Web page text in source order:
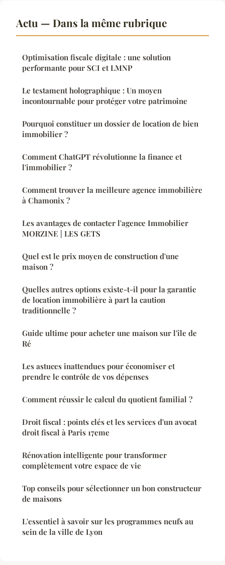
Actu — Dans la même rubrique
Optimisation fiscale digitale : une solution
performante pour SCI et LMNP
Le testament holographique : Un moyen
incontournable pour protéger votre patrimoine
Pourquoi constituer un dossier de location de bien
immobilier ?
Comment ChatGPT révolutionne la finance et
l'immobilier ?
Comment trouver la meilleure agence immobilière
à Chamonix ?
Les avantages de contacter l'agence Immobilier
MORZINE | LES GETS
Quel est le prix moyen de construction d'une
maison ?
Quelles autres options existe-t-il pour la garantie
de location immobilière à part la caution
traditionnelle ?
Guide ultime pour acheter une maison sur l'île de
Ré
Les astuces inattendues pour économiser et
prendre le contrôle de vos dépenses
Comment réussir le calcul du quotient familial ?
Droit fiscal : points clés et les services d'un avocat
droit fiscal à Paris 17eme
Rénovation intelligente pour transformer
complètement votre espace de vie
Top conseils pour sélectionner un bon constructeur
de maisons
L'essentiel à savoir sur les programmes neufs au
sein de la ville de Lyon